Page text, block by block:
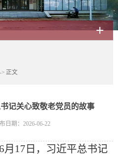
-> 正文
记关心致敬老党员的故事
日期：2026-06-22
月17日，习近平总书记